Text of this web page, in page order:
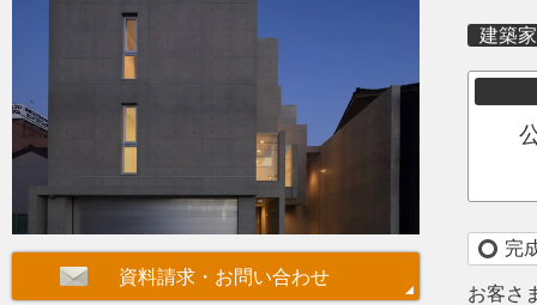
建築家
完
お客さ